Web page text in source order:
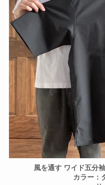
風を通す ワイド五分
カラー：